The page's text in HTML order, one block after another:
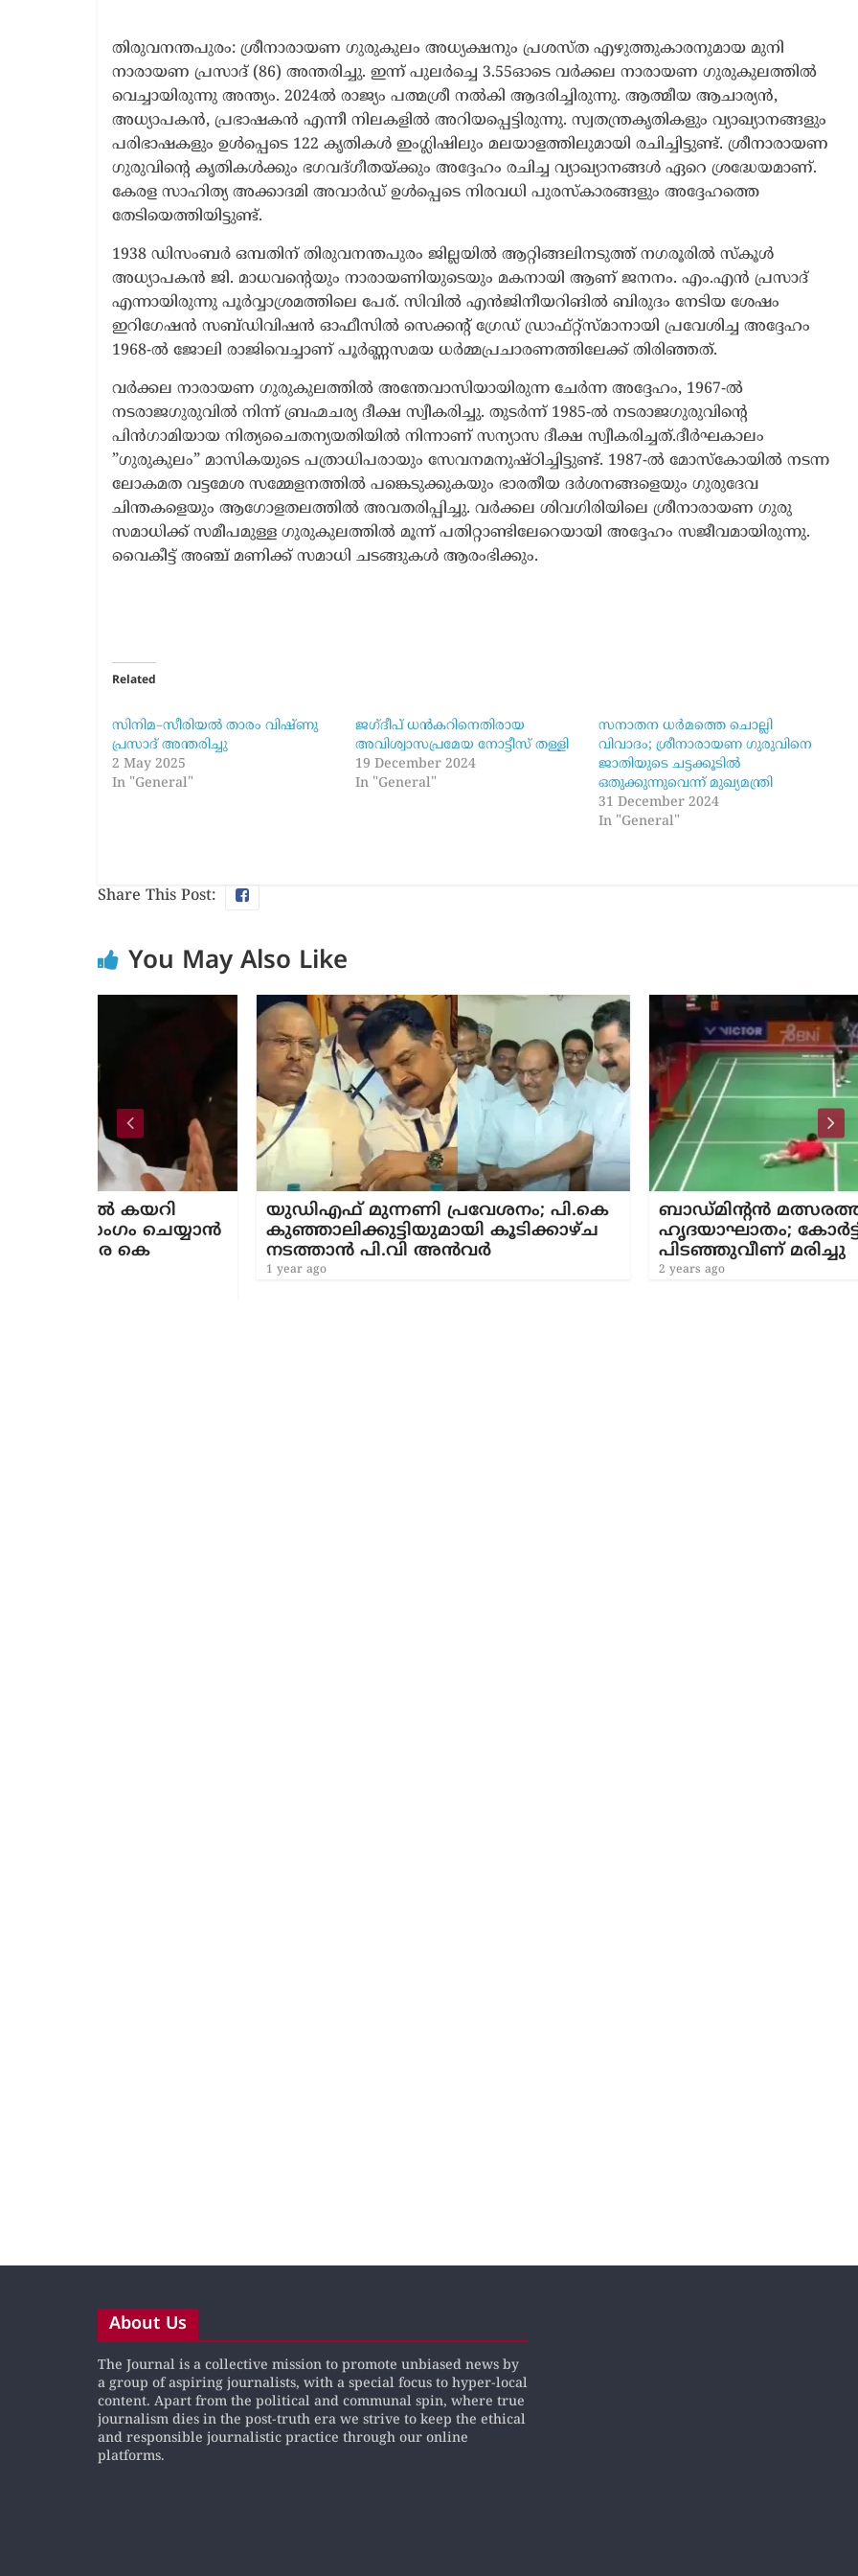
തിരുവനന്തപുരം: ശ്രീനാരായണ ഗുരുകുലം അധ്യക്ഷനും പ്രശസ്ത എഴുത്തുകാരനുമായ മുനി
നാരായണ പ്രസാദ് (86) അന്തരിച്ചു. ഇന്ന് പുലർച്ചെ 3.55ഓടെ വർക്കല നാരായണ ഗുരുകുലത്തിൽ
വെച്ചായിരുന്നു അന്ത്യം. 2024ൽ രാജ്യം പത്മശ്രീ നൽകി ആദരിച്ചിരുന്നു. ആത്മീയ ആചാര്യൻ,
അധ്യാപകൻ, പ്രഭാഷകൻ എന്നീ നിലകളിൽ അറിയപ്പെട്ടിരുന്നു. സ്വതന്ത്രകൃതികളും വ്യാഖ്യാനങ്ങളും
പരിഭാഷകളും ഉൾപ്പെടെ 122 കൃതികൾ ഇംഗ്ലിഷിലും മലയാളത്തിലുമായി രചിച്ചിട്ടുണ്ട്. ശ്രീനാരായണ
ഗുരുവിന്റെ കൃതികൾക്കും ഭഗവദ്ഗീതയ്ക്കും അദ്ദേഹം രചിച്ച വ്യാഖ്യാനങ്ങൾ ഏറെ ശ്രദ്ധേയമാണ്.
കേരള സാഹിത്യ അക്കാദമി അവാർഡ് ഉൾപ്പെടെ നിരവധി പുരസ്കാരങ്ങളും അദ്ദേഹത്തെ
തേടിയെത്തിയിട്ടുണ്ട്.
1938 ഡിസംബർ ഒമ്പതിന് തിരുവനന്തപുരം ജില്ലയിൽ ആറ്റിങ്ങലിനടുത്ത് നഗരൂരിൽ സ്കൂൾ
അധ്യാപകൻ ജി. മാധവന്റെയും നാരായണിയുടെയും മകനായി ആണ് ജനനം. എം.എൻ പ്രസാദ്
എന്നായിരുന്നു പൂർവ്വാശ്രമത്തിലെ പേര്. സിവിൽ എൻജിനീയറിങിൽ ബിരുദം നേടിയ ശേഷം
ഇറിഗേഷൻ സബ്ഡിവിഷൻ ഓഫീസിൽ സെക്കന്റ് ഗ്രേഡ് ഡ്രാഫ്റ്റ്സ്മാനായി പ്രവേശിച്ച അദ്ദേഹം
1968-ൽ ജോലി രാജിവെച്ചാണ് പൂർണ്ണസമയ ധർമ്മപ്രചാരണത്തിലേക്ക് തിരിഞ്ഞത്.
വർക്കല നാരായണ ഗുരുകുലത്തിൽ അന്തേവാസിയായിരുന്ന ചേർന്ന അദ്ദേഹം, 1967-ൽ
നടരാജഗുരുവിൽ നിന്ന് ബ്രഹ്മചര്യ ദീക്ഷ സ്വീകരിച്ചു. തുടർന്ന് 1985-ൽ നടരാജഗുരുവിന്റെ
പിൻഗാമിയായ നിത്യചൈതന്യയതിയിൽ നിന്നാണ് സന്യാസ ദീക്ഷ സ്വീകരിച്ചത്.ദീർഘകാലം
”ഗുരുകുലം” മാസികയുടെ പത്രാധിപരായും സേവനമനുഷ്ഠിച്ചിട്ടുണ്ട്. 1987-ൽ മോസ്കോയിൽ നടന്ന
ലോകമത വട്ടമേശ സമ്മേളനത്തിൽ പങ്കെടുക്കുകയും ഭാരതീയ ദർശനങ്ങളെയും ഗുരുദേവ
ചിന്തകളെയും ആഗോളതലത്തിൽ അവതരിപ്പിച്ചു. വർക്കല ശിവഗിരിയിലെ ശ്രീനാരായണ ഗുരു
സമാധിക്ക് സമീപമുള്ള ഗുരുകുലത്തിൽ മൂന്ന് പതിറ്റാണ്ടിലേറെയായി അദ്ദേഹം സജീവമായിരുന്നു.
വൈകീട്ട് അഞ്ച് മണിക്ക് സമാധി ചടങ്ങുകൾ ആരംഭിക്കും.
Related
സിനിമ–സീരിയൽ താരം വിഷ്ണു
പ്രസാദ് അന്തരിച്ചു
2 May 2025
In "General"
ജഗ്ദീപ് ധന്‍കറിനെതിരായ
അവിശ്വാസപ്രമേയ നോട്ടീസ് തള്ളി
19 December 2024
In "General"
സനാതന ധർമത്തെ ചൊല്ലി
വിവാദം; ശ്രീനാരായണ ഗുരുവിനെ
ജാതിയുടെ ചട്ടക്കൂടിൽ
ഒതുക്കുന്നുവെന്ന് മുഖ്യമന്ത്രി
31 December 2024
In "General"
Share This Post:
You May Also Like
യുഡിഎഫ് മുന്നണി പ്രവേശനം; പി.കെ
കുഞ്ഞാലിക്കുട്ടിയുമായി കൂടിക്കാഴ്ച
നടത്താന്‍ പി.വി അൻവർ
ബാഡ്മിന്റന്‍ മത്സരത്തിനിടെ
ഹൃദയാഘാതം; കോര്‍ട്ടില്‍
പിടഞ്ഞുവീണ് മരിച്ചു
About Us
The Journal is a collective mission to promote unbiased news by
a group of aspiring journalists, with a special focus to hyper-local